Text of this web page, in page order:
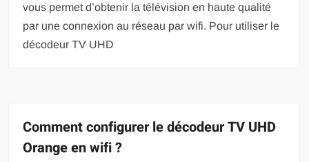
vous permet d’obtenir la télévision en haute qualité
par une connexion au réseau par wifi. Pour utiliser le
décodeur TV UHD
Comment configurer le décodeur TV UHD
Orange en wifi ?